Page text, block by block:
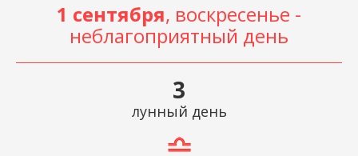
1 сентября, воскресенье -
неблагоприятный день
3
лунный день